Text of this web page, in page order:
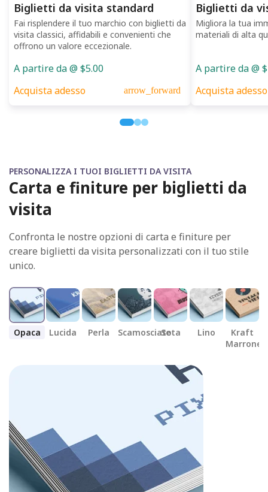
Biglietti da visita standard
Fai risplendere il tuo marchio con biglietti da
visita classici, affidabili e convenienti che
offrono un valore eccezionale.
A partire da @ $5.00
Acquista adesso
arrow_forward
Biglietti da
Migliora la tua
materiali di alta
A partire da @
Acquista adesso
PERSONALIZZA I TUOI BIGLIETTI DA VISITA
Carta e finiture per biglietti da
visita
Confronta le nostre opzioni di carta e finiture per
creare biglietti da visita personalizzati con il tuo stile
unico.
Opaca Lucida Perla ScamosciatoSeta Lino
Kraft
Marrone